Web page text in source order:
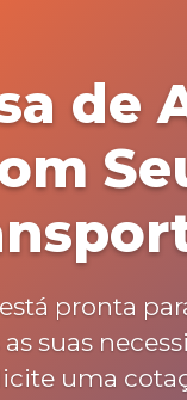
de
pronta
suas
uma